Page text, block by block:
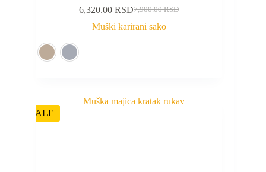
7,900.00RSD
6,320.00RSD
Muški karirani sako
SALE